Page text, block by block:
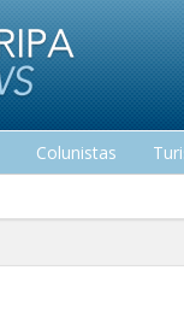
Colunistas